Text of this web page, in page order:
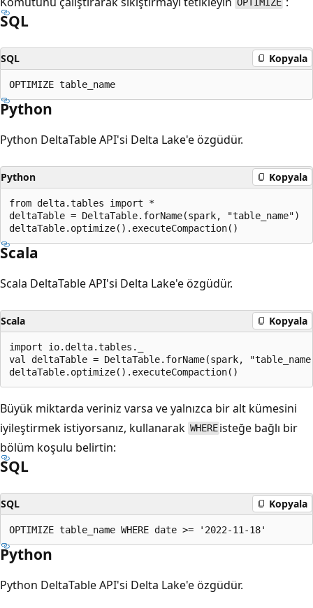
OPTIMIZE
SQL
SQL Kopyala
Python
Python DeltaTable API'si Delta Lake'e özgüdür.
Python Kopyala
from delta.tables import *
deltaTable = DeltaTable.forName(spark, "table_name")
Scala
Scala DeltaTable API'si Delta Lake'e özgüdür.
Scala Kopyala
import io.delta.tables._
val deltaTable = DeltaTable.forName(spark,
Büyük miktarda veriniz varsa ve yalnızca bir alt kümesini
iyileştirmek istiyorsanız, kullanarak WHERE isteğe bağlı bir
bölüm koşulu belirtin:
SQL
SQL Kopyala
Python
Python DeltaTable API'si Delta Lake'e özgüdür.